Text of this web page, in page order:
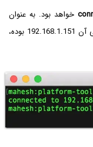
خواهد بود. به عنوان
مثال در مورد دیوایس اندرویدی ما که شناسه‌ی آی‌پی آن 192.168.1.151 بوده،